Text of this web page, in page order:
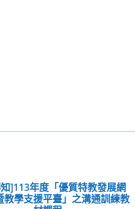
]113年度「優質特教發展網
教學支援平臺」之溝通訓練教